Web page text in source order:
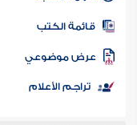
المكتبة
الكتب
موضوعي